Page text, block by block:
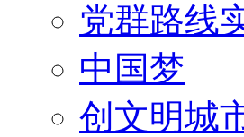
党群路线
中国梦
创文明城